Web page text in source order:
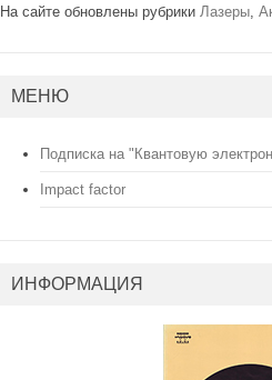
На сайте обновлены рубрики Лазеры,
МЕНЮ
Подписка на "Квантовую
Impact factor
ИНФОРМАЦИЯ